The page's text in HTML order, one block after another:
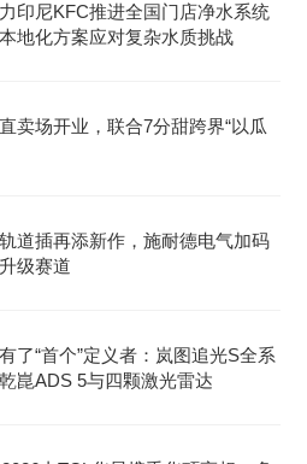
印尼KFC推进全国门店净水系统
地化方案应对复杂水质挑战
卖场开业，联合7分甜跨界“以瓜
道插再添新作，施耐德电气加码
级赛道
了“首个”定义者：岚图追光S全系
崑ADS 5与四颗激光雷达